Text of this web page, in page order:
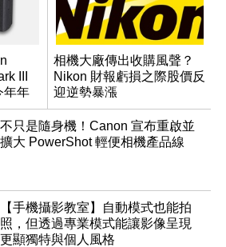
III
年年
相機大廠傳出收購風聲？
Nikon 財報虧損之際股價反
迎逆勢暴漲
不只是隨身機！Canon 宣布重啟並
擴大 PowerShot 輕便相機產品線
【手機攝影教室】自動模式也能拍
照，但透過專業模式能讓影像呈現
更顯獨特與個人風格